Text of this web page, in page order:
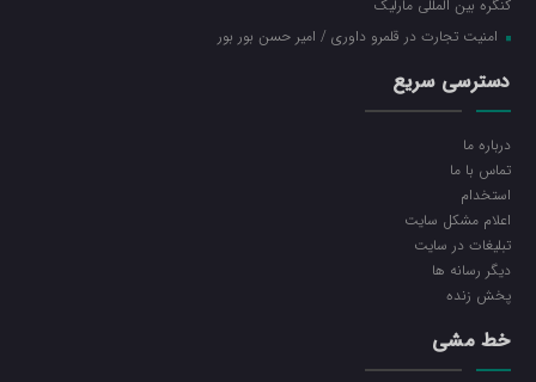
کنگره بین المللی مارلیک
امنیت تجارت در قلمرو داوری / امیر حسن بور بور
دسترسی سریع
درباره ما
تماس با ما
استخدام
اعلام مشکل سایت
تبلیغات در سایت
ديگر رسانه ها
پخش زنده
خط مشی